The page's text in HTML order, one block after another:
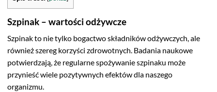
Szpinak – wartości odżywcze
Szpinak to nie tylko bogactwo składników odżywczych, ale
również szereg korzyści zdrowotnych. Badania naukowe
potwierdzają, że regularne spożywanie szpinaku może
przynieść wiele pozytywnych efektów dla naszego
organizmu.